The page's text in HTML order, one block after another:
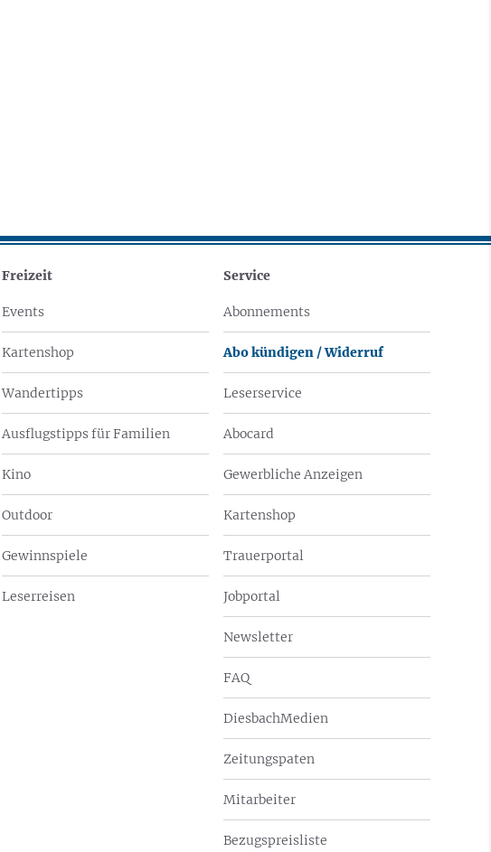
Freizeit
Events
Kartenshop
Wandertipps
Ausflugstipps für Familien
Kino
Outdoor
Gewinnspiele
Leserreisen
Service
Abonnements
Abo kündigen / Widerruf
Leserservice
Abocard
Gewerbliche Anzeigen
Kartenshop
Trauerportal
Jobportal
Newsletter
FAQ
DiesbachMedien
Zeitungspaten
Mitarbeiter
Bezugspreisliste